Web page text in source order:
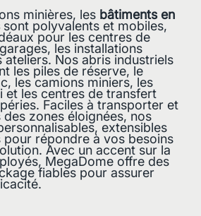
minières, les bâtiments en
sont polyvalents et mobiles,
pour les centres de
les installations
ateliers. Nos abris industriels
les piles de réserve, le
les camions miniers, les
et les centres de transfert
Faciles à transporter et
zones éloignées, nos
extensibles
pour répondre à vos besoins
Avec un accent sur la
MegaDome offre des
fiables pour assurer